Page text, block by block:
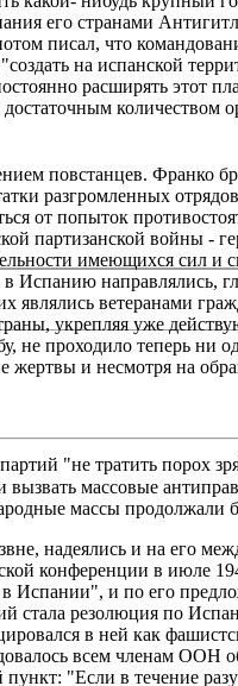
его странами
писал, что
на испанской
расширять этот
количеством
повстанцев. Франко
разгромленных
от попыток
партизанской войны -
имеющихся сил и
в Испанию направлялись,
являлись ветеранами
укрепляя уже
не проходило теперь ни
жертвы и несмотря на
"не тратить порох
вызвать массовые
массы продолжали
надеялись и на его
конференции в июле
в Испании", и по его
стала резолюция по
в ней как
всем членам ООН
"Если в течение